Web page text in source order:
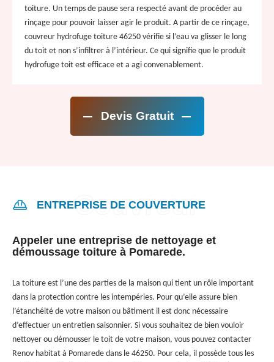
toiture. Un temps de pause sera respecté avant de procéder au
rinçage pour pouvoir laisser agir le produit. A partir de ce rinçage,
couvreur hydrofuge toiture 46250 vérifie si l’eau va glisser le long
du toit et non s’infiltrer à l’intérieur. Ce qui signifie que le produit
hydrofuge toit est efficace et a agi convenablement.
Devis Gratuit
ENTREPRISE DE COUVERTURE
Appeler une entreprise de nettoyage et
démoussage toiture à Pomarede.
La toiture est l’une des parties de la maison qui tient un rôle important
dans la protection contre les intempéries. Pour qu’elle assure bien
l’étanchéité de votre maison ou bâtiment il est donc nécessaire
d’effectuer un entretien saisonnier. Si vous souhaitez de bien vouloir
nettoyer ou démousser le toit de votre maison, vous pouvez contacter
Renov habitat à Pomarede dans le 46250. Pour cela, il possède tous les